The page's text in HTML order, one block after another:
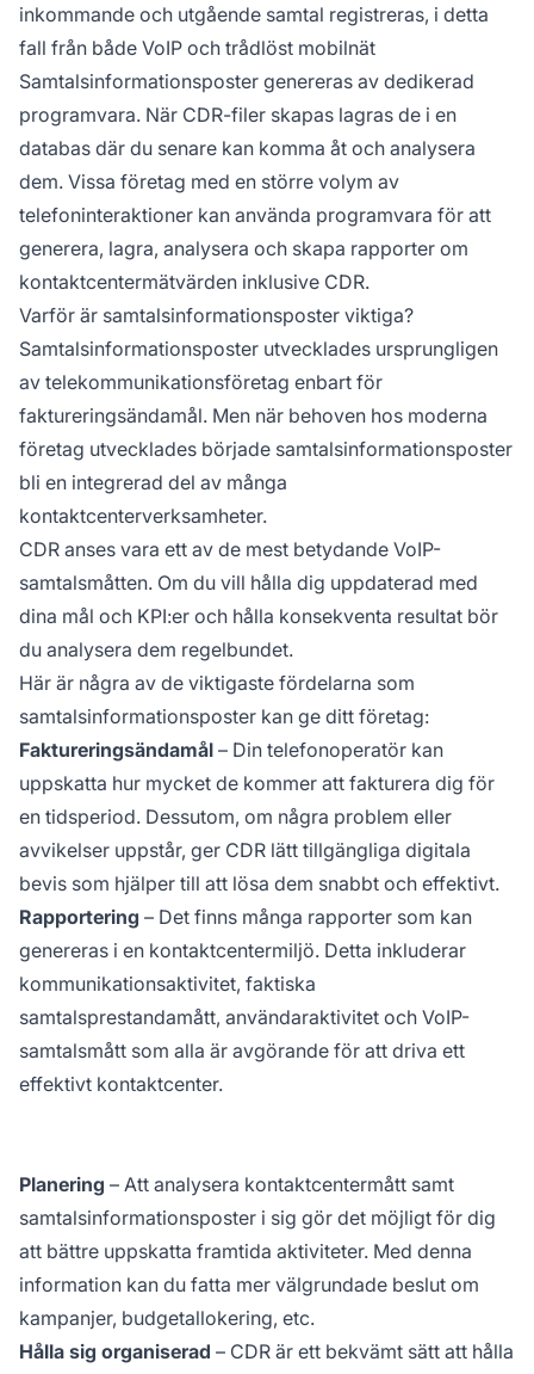
inkommande och utgående samtal registreras, i detta
fall från både VoIP och trådlöst mobilnät
Samtalsinformationsposter genereras av dedikerad
programvara. När CDR-filer skapas lagras de i en
databas där du senare kan komma åt och analysera
dem. Vissa företag med en större volym av
telefoninteraktioner kan använda programvara för att
generera, lagra, analysera och skapa rapporter om
kontaktcentermätvärden inklusive CDR.
Varför är samtalsinformationsposter viktiga?
Samtalsinformationsposter utvecklades ursprungligen
av telekommunikationsföretag enbart för
faktureringsändamål. Men när behoven hos moderna
företag utvecklades började samtalsinformationsposter
bli en integrerad del av många
kontaktcenterverksamheter.
CDR anses vara ett av de mest betydande VoIP-
samtalsmåtten. Om du vill hålla dig uppdaterad med
dina mål och KPI:er och hålla konsekventa resultat bör
du analysera dem regelbundet.
Här är några av de viktigaste fördelarna som
samtalsinformationsposter kan ge ditt företag:
Faktureringsändamål – Din telefonoperatör kan
uppskatta hur mycket de kommer att fakturera dig för
en tidsperiod. Dessutom, om några problem eller
avvikelser uppstår, ger CDR lätt tillgängliga digitala
bevis som hjälper till att lösa dem snabbt och effektivt.
Rapportering – Det finns många rapporter som kan
genereras i en kontaktcentermiljö. Detta inkluderar
kommunikationsaktivitet, faktiska
samtalsprestandamått, användaraktivitet och VoIP-
samtalsmått som alla är avgörande för att driva ett
effektivt kontaktcenter.
Planering – Att analysera kontaktcentermått samt
samtalsinformationsposter i sig gör det möjligt för dig
att bättre uppskatta framtida aktiviteter. Med denna
information kan du fatta mer välgrundade beslut om
kampanjer, budgetallokering, etc.
Hålla sig organiserad – CDR är ett bekvämt sätt att hålla